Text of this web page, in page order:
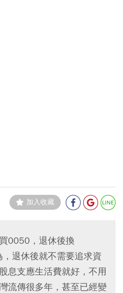
加入收藏
0050，退休後換
退休後就不需要追求資
息支應生活費就好，不用
流傳很多年，甚至已經變